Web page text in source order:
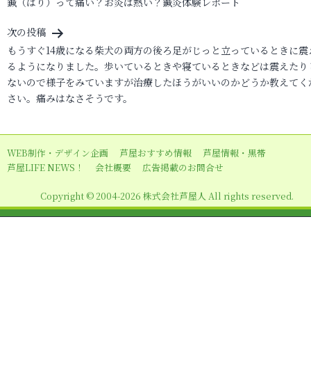
稿
ナ
ビ
ゲ
ー
ョ
ン
次の投稿
もうすぐ14歳になる柴犬の両方の後ろ足がじっと立っているときに震
るようになりました。歩いているときや寝ているときなどは震えたり
ないので様子をみていますが治療したほうがいいのかどうか教えてく
さい。痛みはなさそうです。
WEB制作・デザイン企画 芦屋おすすめ情報
芦屋情報・黒帯
芦屋LIFE NEWS！
会社概要 広告掲載のお問合せ
Copyright © 2004-2026 株式会社芦屋人 All rights reserved.